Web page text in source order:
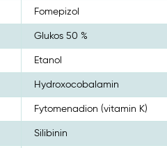
Fomepizol
Glukos 50 %
Etanol
Hydroxocobalamin
Fytomenadion (vitamin K)
Silibinin